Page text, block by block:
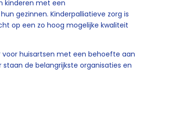
kinderen met een
gezinnen. Kinderpalliatieve zorg is
op een zo hoog mogelijke kwaliteit
voor huisartsen met een behoefte aan
de belangrijkste organisaties en